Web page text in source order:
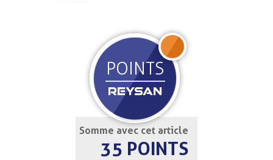
Somme avec cet article
35 POINTS
POINTS
REYSAN
REJOIGNEZ